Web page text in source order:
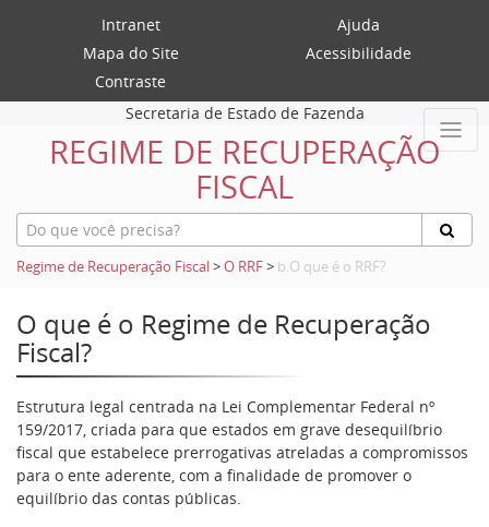
Intranet
Ajuda
Mapa do Site
Acessibilidade
Contraste
Secretaria de Estado de Fazenda
REGIME DE RECUPERAÇÃO
FISCAL
Regime de Recuperação Fiscal>O RRF> b.O que é o RRF?
O que é o Regime de Recuperação
Fiscal?
Estrutura legal centrada na Lei Complementar Federal nº
159/2017, criada para que estados em grave desequilíbrio
fiscal que estabelece prerrogativas atreladas a compromissos
para o ente aderente, com a finalidade de promover o
equilíbrio das contas públicas.